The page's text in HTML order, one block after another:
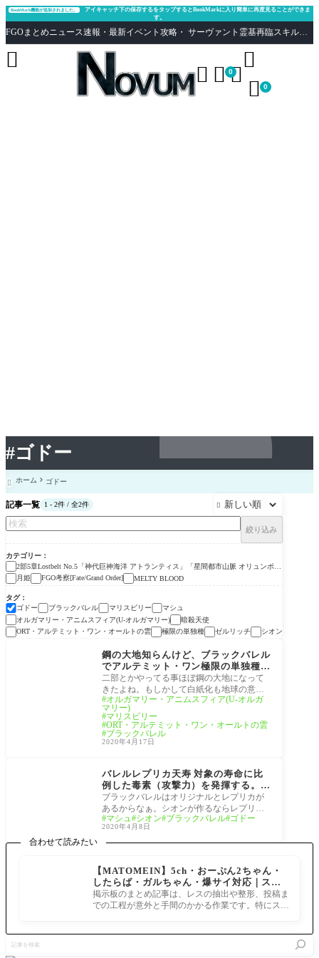
#ゴドー
BookMark機能が追加されました。
アイキャッチ下の保存するをタップするとBookMarkに入り簡単に再度見ることができま
す。
FGOまとめニュース速報・最新イベント攻略・ サーヴァント霊基再臨スキル性能評価まとめ Fate/Grand Order
  0

 0

 ホーム ゴドー
記事一覧 1 - 2件 / 全2件 
絞り込み
カテゴリー
2部5章Lostbelt No.5「神代巨神海洋 アトランティス」「星間都市山脈 オリュンポ
ス」
月姫 FGO考察[Fate/Grand Order] MELTY BLOOD
タグ
ゴドー
ブラックバレル マリスビリー
マシュ
オルガマリー・アニムスフィア(U-オルガマリー)
暗殺天使
ORT・アルテミット・ワン・オールトの雲
極限の単独種 ゼルリッチ シオン
鋼の大地知らんけど、ブラックバレル
でアルテミット・ワン極限の単独種は
倒せるのかな？金星のアルテメット・
ワンを滅ぼしてる、いわば元祖 神を
撃ち落とした日だね。[FGO ORT 鋼
の大地]マスター達の考察
二部とかやってる事ほぼ鋼の大地になって
きたよね。もしかして白紙化も地球の意志
から為されたものなのでは？ へいよーかる
でら
オルガマリー・アニムスフィア(U-オルガ
マリー)
マリスビリー
ORT・アルテミット・ワン・オールトの雲
ブラックバレル
2020年4月17日
バレルレプリカ天寿 対象の寿命に比
例した毒素（攻撃力）を発揮する。マ
シュ…[月姫・FGO]オリジナルとレプ
リカどっちかな？黒い銃身ブラックバ
レル
ブラックバレルはオリジナルとレプリカが
あるからなぁ。シオンが作るならレプリカ
なんだろうけど へいよーかるでらっくす！
黒い
マシュ シオン ブラックバレル ゴドー
2020年4月8日
合わせて読みたい
【MATOMEIN】5ch・おーぷん2ちゃん・
したらば・ガルちゃん・爆サイ対応｜スマ
ホでまとめ記事を作れるアプリ FGOのまと
め記事ができるまで
掲示板のまとめ記事は、レスの抽出や整形、投稿ま
での工程が意外と手間のかかる作業です。特にスマ
を